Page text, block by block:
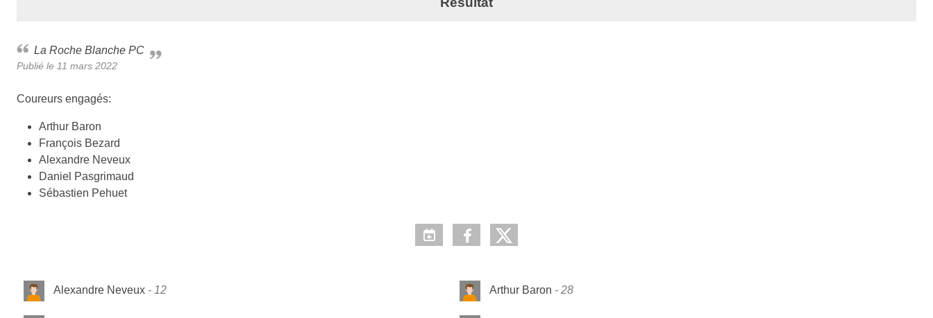
La Roche Blanche PC
Publié le 11 mars 2022
Coureurs engagés:
Arthur Baron
François Bezard
Alexandre Neveux
Daniel Pasgrimaud
Sébastien Pehuet
Alexandre Neveux 12 Arthur Baron 28